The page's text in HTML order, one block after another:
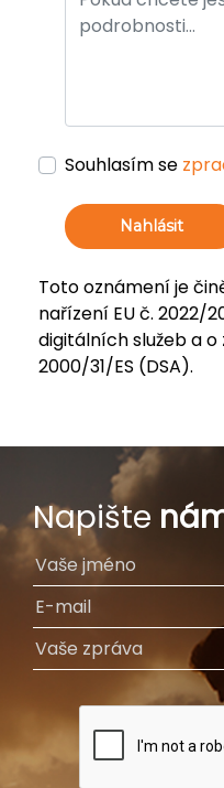
Souhlasím se
Nahlásit
Toto oznámení je
nařízení EU č. 2022/
digitálních služeb a
2000/31/ES (DSA).
Napište